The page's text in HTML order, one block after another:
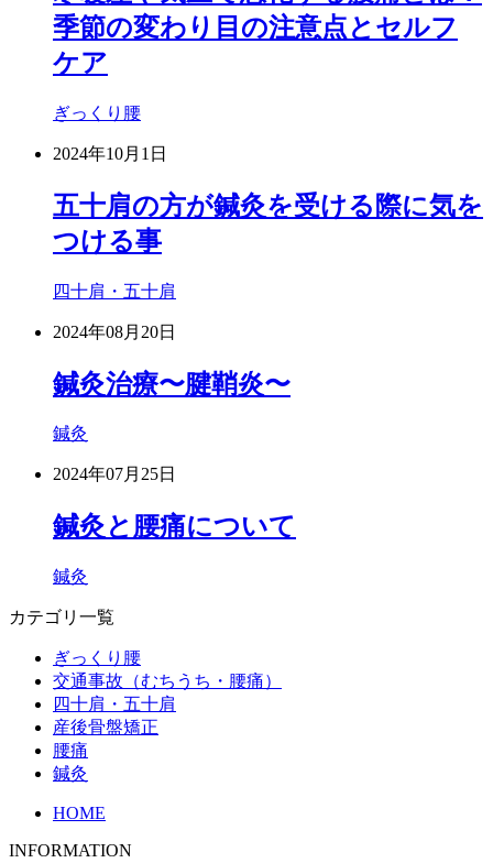
季節の変わり目の注意点とセルフ
ケア
ぎっくり腰
2024年10月1日
五十肩の方が鍼灸を受ける際に気を
つける事
四十肩・五十肩
2024年08月20日
鍼灸治療〜腱鞘炎〜
鍼灸
2024年07月25日
鍼灸と腰痛について
鍼灸
カテゴリ一覧
ぎっくり腰
交通事故（むちうち・腰痛）
四十肩・五十肩
産後骨盤矯正
腰痛
鍼灸
HOME
INFORMATION